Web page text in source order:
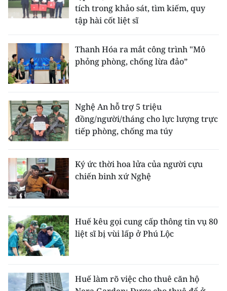
MUA BÁO
ENGLISH
FRANÇAIS
РУССКИЙ
ESPAÑOL
한국어
tích trong khảo sát, tìm kiếm, quy
tập hài cốt liệt sĩ
Thanh Hóa ra mắt công trình "Mô
phỏng phòng, chống lừa đảo”
Nghệ An hỗ trợ 5 triệu
đồng/người/tháng cho lực lượng trực
tiếp phòng, chống ma túy
Ký ức thời hoa lửa của người cựu
chiến binh xứ Nghệ
Huế kêu gọi cung cấp thông tin vụ 80
liệt sĩ bị vùi lấp ở Phú Lộc
Huế làm rõ việc cho thuê căn hộ